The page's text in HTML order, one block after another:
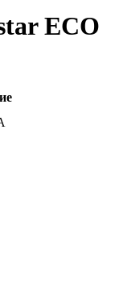
ECO